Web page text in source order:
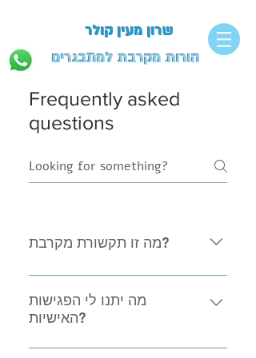
הורות מקרבת למתבגרים
שרון מעין קולר
Frequently asked
questions
מה זו תקשורת מקרבת?
תוכלו לקבל תשובה מורחבת בדף
"תקשורת מקרבת" (הכפתור כאן
למעלה)
מה יתנו לי הפגישות
האישיות?
בפגישות האישיות נוכל ללבן ביחד